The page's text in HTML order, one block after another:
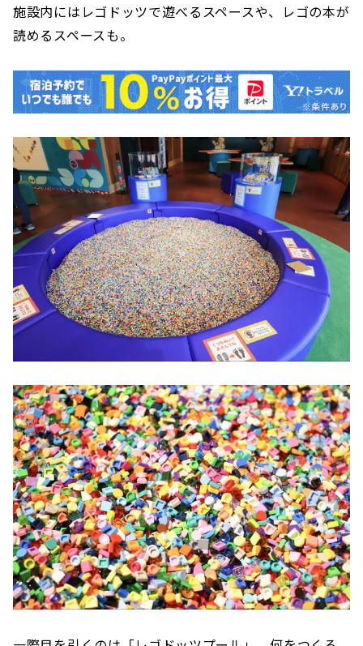
施設内にはレゴドッツで遊べるスペースや、レゴの本が
読めるスペースも。